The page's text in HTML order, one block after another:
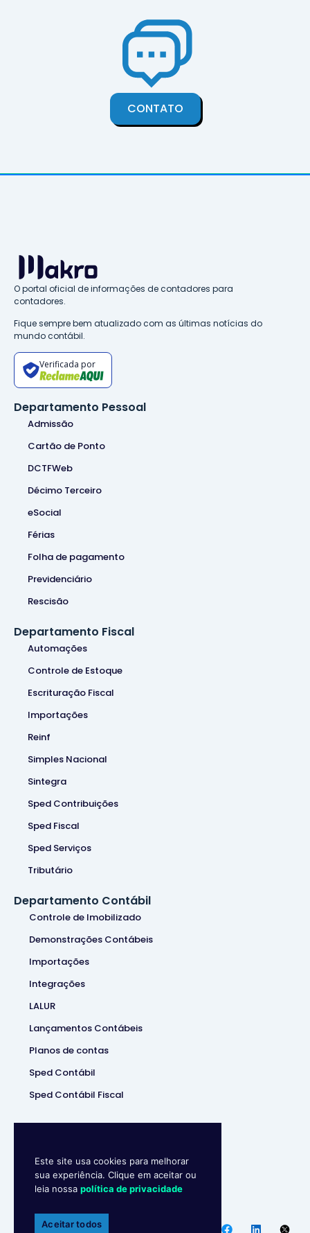
CONTATO
O portal oficial de informações de contadores para
contadores.
Fique sempre bem atualizado com as últimas notícias do
mundo contábil.
Verificada por
Departamento Pessoal
Admissão
Cartão de Ponto
DCTFWeb
Décimo Terceiro
eSocial
Férias
Folha de pagamento
Previdenciário
Rescisão
Departamento Fiscal
Automações
Controle de Estoque
Escrituração Fiscal
Importações
Reinf
Simples Nacional
Sintegra
Sped Contribuições
Sped Fiscal
Sped Serviços
Tributário
Departamento Contábil
Controle de Imobilizado
Demonstrações Contábeis
Importações
Integrações
LALUR
Lançamentos Contábeis
Planos de contas
Sped Contábil
Sped Contábil Fiscal
Contábill | (37) 3229-5850 |
Política de privacidade
Este site usa cookies para melhorar
sua experiência. Clique em aceitar ou
leia nossa política de privacidade
Aceitar todos